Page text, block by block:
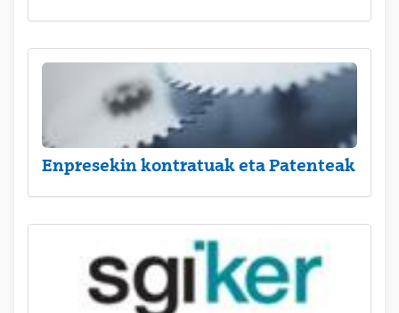
Enpresekin kontratuak eta Patenteak